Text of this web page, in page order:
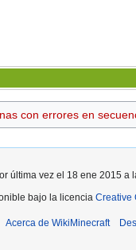
con errores en
última vez el 18 ene 2015 a
bajo la licencia Creative
Acerca de WikiMinecraft